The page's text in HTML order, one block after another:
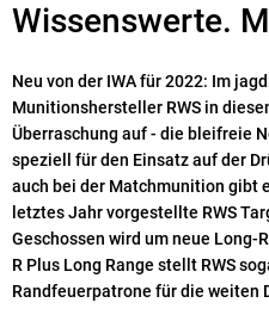
Wissenswerte.
Neu von der IWA für 2022: Im
Munitionshersteller RWS in
Überraschung auf - die bleifreie
speziell für den Einsatz auf der
auch bei der Matchmunition gibt
letztes Jahr vorgestellte RWS
Geschossen wird um neue
R Plus Long Range stellt RWS
Randfeuerpatrone für die weiten